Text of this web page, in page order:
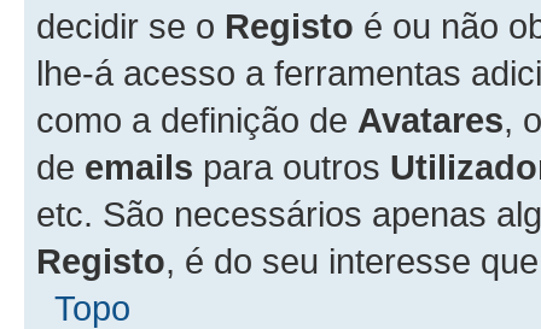
decidir se o Registo é ou não
lhe-á acesso a ferramentas
como a definição de Avatares,
de emails para outros
etc. São necessários apenas
Registo, é do seu interesse
Topo